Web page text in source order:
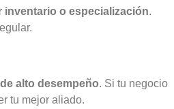
inventario o especialización.
alto desempeño. Si tu negocio
tu mejor aliado.